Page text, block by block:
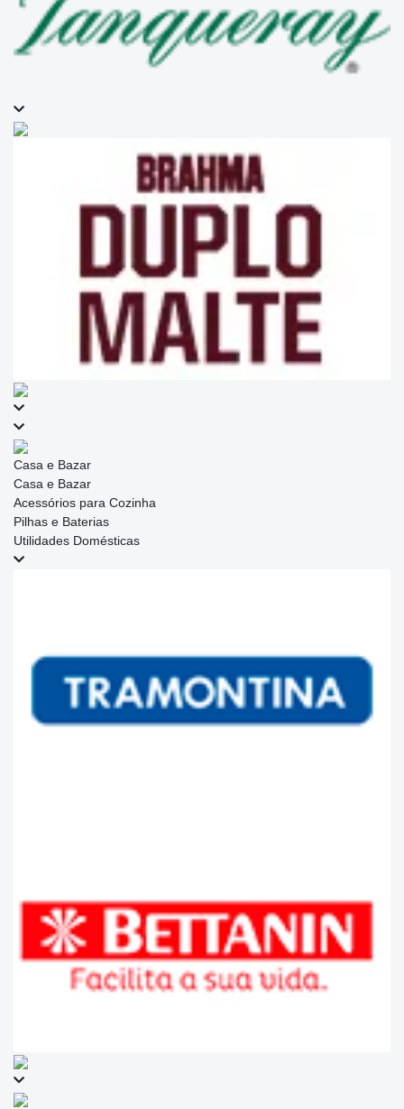
Casa e Bazar
Casa e Bazar
Acessórios para Cozinha
Pilhas e Baterias
Utilidades Domésticas